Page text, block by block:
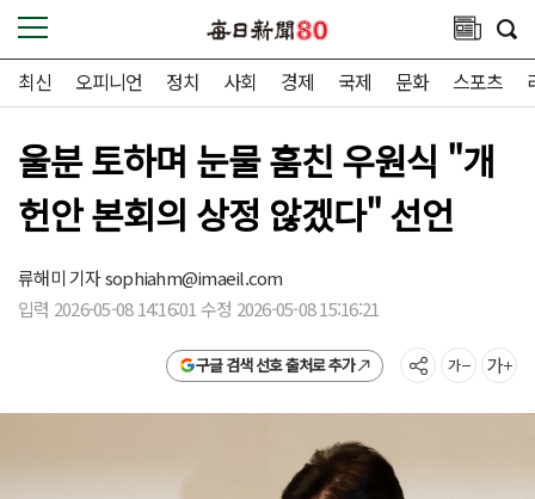
최신 오피니언 정치 사회 경제 국제 문화 스포츠
울분 토하며 눈물 훔친 우원식 "개
헌안 본회의 상정 않겠다" 선언
류해미 기자sophiahm@imaeil.com
입력 2026-05-08 14:16:01 수정 2026-05-08 15:16:21
구글 검색 선호 출처로 추가